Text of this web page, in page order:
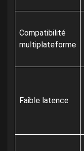
Compatibilité
multiplateforme
Faible latence